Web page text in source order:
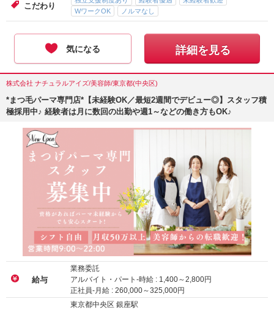
こだわり
WワークOK
ノルマなし
気になる 詳細を見る
株式会社 ナチュラルアイズ/美容師/東京都(中央区)
*まつ毛パーマ専門店*【未経験OK／最短2週間でデビュー◎】スタッフ積
極採用中♪ 経験者は月に数回の出勤や週1～などの働き方もOK♪
給与
業務委託
アルバイト・パート-時給 : 1,400～2,800円
正社員-月給 : 260,000～325,000円
東京都中央区 銀座駅